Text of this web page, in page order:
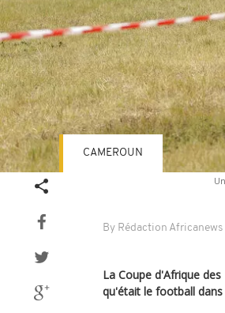
By Rédaction Africanews
CAMEROUN
La Coupe d'Afrique
qu'était le football